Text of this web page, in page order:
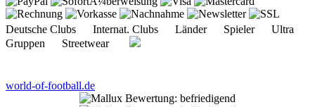
Deutsche Clubs Internat. Clubs Länder Spieler Ultra
Gruppen Streetwear
world-of-football.de